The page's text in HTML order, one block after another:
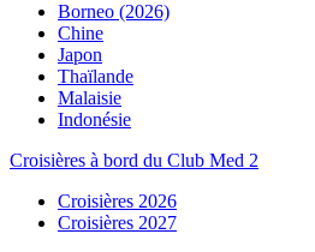
Borneo (2026)
Chine
Japon
Thaïlande
Malaisie
Indonésie
Croisières à bord du Club Med 2
Croisières 2026
Croisières 2027